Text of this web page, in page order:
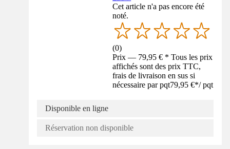
Cet article n'a pas encore été
noté.
(0)
Prix — 79,95 € * Tous les prix
affichés sont des prix TTC,
frais de livraison en sus si
nécessaire par pqt79,95 €*/ pqt
Disponible en ligne
Réservation non disponible